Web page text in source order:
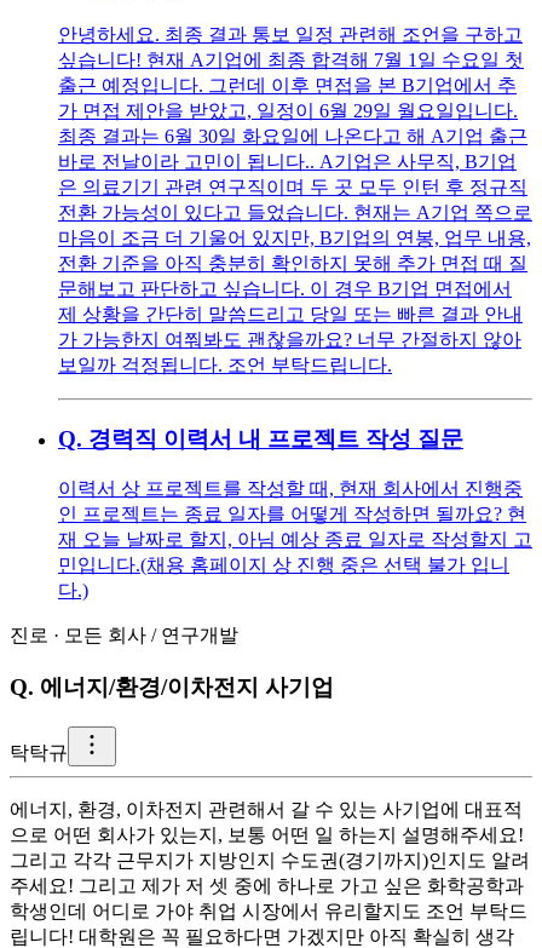
안녕하세요. 최종 결과 통보 일정 관련해 조언을 구하고
싶습니다! 현재 A기업에 최종 합격해 7월 1일 수요일 첫
출근 예정입니다. 그런데 이후 면접을 본 B기업에서 추
가 면접 제안을 받았고, 일정이 6월 29일 월요일입니다.
최종 결과는 6월 30일 화요일에 나온다고 해 A기업 출근
바로 전날이라 고민이 됩니다.. A기업은 사무직, B기업
은 의료기기 관련 연구직이며 두 곳 모두 인턴 후 정규직
전환 가능성이 있다고 들었습니다. 현재는 A기업 쪽으로
마음이 조금 더 기울어 있지만, B기업의 연봉, 업무 내용,
전환 기준을 아직 충분히 확인하지 못해 추가 면접 때 질
문해보고 판단하고 싶습니다. 이 경우 B기업 면접에서
제 상황을 간단히 말씀드리고 당일 또는 빠른 결과 안내
가 가능한지 여쭤봐도 괜찮을까요? 너무 간절하지 않아
보일까 걱정됩니다. 조언 부탁드립니다.
Q. 경력직 이력서 내 프로젝트 작성 질문
이력서 상 프로젝트를 작성할 때, 현재 회사에서 진행중
인 프로젝트는 종료 일자를 어떻게 작성하면 될까요? 현
재 오늘 날짜로 할지, 아님 예상 종료 일자로 작성할지 고
민입니다.(채용 홈페이지 상 진행 중은 선택 불가 입니
다.)
진로 · 모든 회사 / 연구개발
Q. 에너지/환경/이차전지 사기업
탁탁규
에너지, 환경, 이차전지 관련해서 갈 수 있는 사기업에 대표적
으로 어떤 회사가 있는지, 보통 어떤 일 하는지 설명해주세요!
그리고 각각 근무지가 지방인지 수도권(경기까지)인지도 알려
주세요! 그리고 제가 저 셋 중에 하나로 가고 싶은 화학공학과
학생인데 어디로 가야 취업 시장에서 유리할지도 조언 부탁드
립니다! 대학원은 꼭 필요하다면 가겠지만 아직 확실히 생각